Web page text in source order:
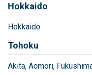
Hokkaido
Hokkaido
Tohoku
Akita Aomori